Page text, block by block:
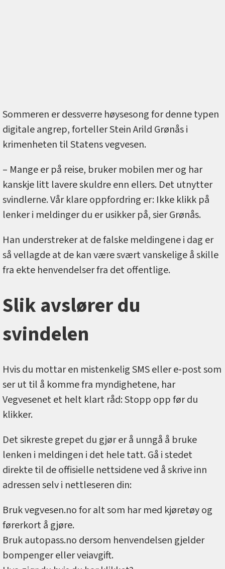
Sommeren er dessverre høysesong for denne typen
digitale angrep, forteller Stein Arild Grønås i
krimenheten til Statens vegvesen.
– Mange er på reise, bruker mobilen mer og har
kanskje litt lavere skuldre enn ellers. Det utnytter
svindlerne. Vår klare oppfordring er: Ikke klikk på
lenker i meldinger du er usikker på, sier Grønås.
Han understreker at de falske meldingene i dag er
så vellagde at de kan være svært vanskelige å skille
fra ekte henvendelser fra det offentlige.
Slik avslører du
svindelen
Hvis du mottar en mistenkelig SMS eller e-post som
ser ut til å komme fra myndighetene, har
Vegvesenet et helt klart råd: Stopp opp før du
klikker.
Det sikreste grepet du gjør er å unngå å bruke
lenken i meldingen i det hele tatt. Gå i stedet
direkte til de offisielle nettsidene ved å skrive inn
adressen selv i nettleseren din:
Bruk vegvesen.no for alt som har med kjøretøy og
førerkort å gjøre.
Bruk autopass.no dersom henvendelsen gjelder
bompenger eller veiavgift.